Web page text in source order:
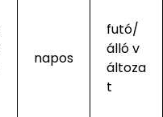
napos
futó/
álló v
áltoza
t